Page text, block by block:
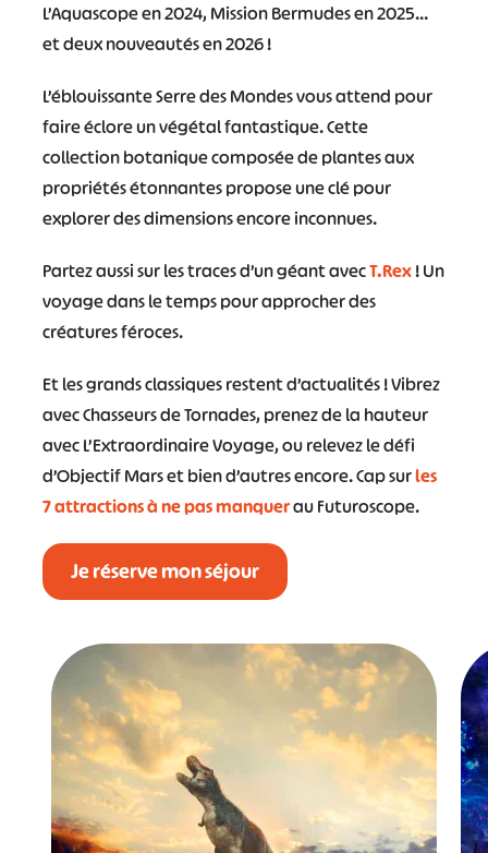
L’Aquascope en 2024, Mission Bermudes en 2025…
et deux nouveautés en 2026 !
L’éblouissante Serre des Mondes vous attend pour
faire éclore un végétal fantastique. Cette
collection botanique composée de plantes aux
propriétés étonnantes propose une clé pour
explorer des dimensions encore inconnues.
Partez aussi sur les traces d’un géant avecT.Rex! Un
voyage dans le temps pour approcher des
créatures féroces.
Et les grands classiques restent d’actualités ! Vibrez
avec Chasseurs de Tornades, prenez de la hauteur
avec L’Extraordinaire Voyage, ou relevez le défi
d’Objectif Mars et bien d’autres encore. Cap surles
7 attractions à ne pas manquerau Futuroscope.
Je réserve mon séjour